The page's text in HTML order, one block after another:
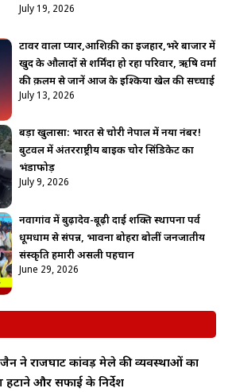
July 19, 2026
टावर वाला प्यार,आशिक़ी का इजहार,भरे बाजार में
खुद के औलादों से शर्मिंदा हो रहा परिवार, ऋषि वर्मा
की क़लम से जानें आज के इश्किया खेल की सच्चाई
July 13, 2026
बड़ा खुलासा: भारत से चोरी नेपाल में नया नंबर!
बुटवल में अंतरराष्ट्रीय बाइक चोर सिंडिकेट का
भंडाफोड़
July 9, 2026
नवागांव में बुढ़ादेव-बूढ़ी दाई शक्ति स्थापना पर्व
धूमधाम से संपन्न, भावना बोहरा बोलीं जनजातीय
संस्कृति हमारी असली पहचान
June 29, 2026
जैन ने राजघाट कांवड़ मेले की व्यवस्थाओं का
हटाने और सफाई के निर्देश